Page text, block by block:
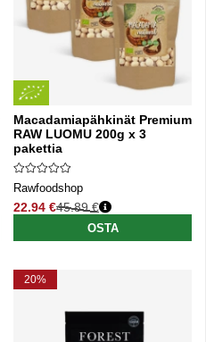
Macadamiapähkinät Premium
RAW LUOMU 200g x 3
pakettia
Rawfoodshop
22.94 €
Normaali hinta
45.89 €
OSTA
20%